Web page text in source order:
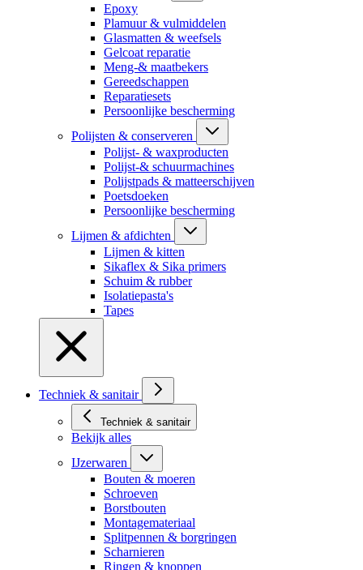
Epoxy
Plamuur & vulmiddelen
Glasmatten & weefsels
Gelcoat reparatie
Meng-& maatbekers
Gereedschappen
Reparatiesets
Persoonlijke bescherming
Polijsten & conserveren
Polijst- & waxproducten
Polijst-& schuurmachines
Polijstpads & matteerschijven
Poetsdoeken
Persoonlijke bescherming
Lijmen & afdichten
Lijmen & kitten
Sikaflex & Sika primers
Schuim & rubber
Isolatiepasta's
Tapes
Techniek & sanitair
Techniek & sanitair
Bekijk alles
IJzerwaren
Bouten & moeren
Schroeven
Borstbouten
Montagemateriaal
Splitpennen & borgringen
Scharnieren
Ringen & knoppen